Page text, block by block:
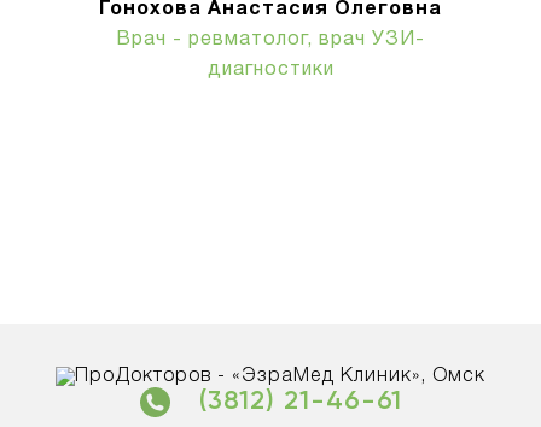
Гонохова Анастасия Олеговна
Врач - ревматолог, врач УЗИ-
диагностики
(3812) 21-46-61